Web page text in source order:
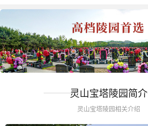
灵山宝塔陵园简介
灵山宝塔陵园相关介绍